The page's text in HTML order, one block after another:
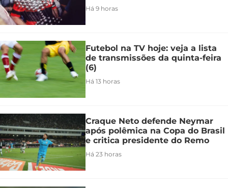
Há 9 horas
Futebol na TV hoje: veja a lista
de transmissões da quinta-feira
(6)
Há 13 horas
Craque Neto defende Neymar
após polêmica na Copa do Brasil
e critica presidente do Remo
Há 23 horas